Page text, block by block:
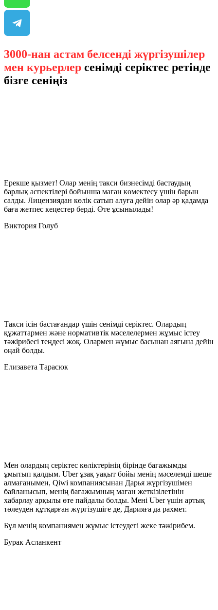
3000-нан астам белсенді жүргізушілер
мен курьерлер сенімді серіктес ретінде
бізге сеніңіз
Ерекше қызмет! Олар менің такси бизнесімді бастаудың
барлық аспектілері бойынша маған көмектесу үшін барын
салды. Лицензиядан көлік сатып алуға дейін олар әр қадамда
баға жетпес кеңестер берді. Өте ұсынылады!
Виктория Голуб
Такси ісін бастағандар үшін сенімді серіктес. Олардың
құжаттармен және нормативтік мәселелермен жұмыс істеу
тәжірибесі теңдесі жоқ. Олармен жұмыс басынан аяғына дейін
оңай болды.
Елизавета Тарасюк
Мен олардың серіктес көліктерінің бірінде багажымды
ұмытып қалдым. Uber ұзақ уақыт бойы менің мәселемді шеше
алмағанымен, Qiwi компаниясынан Дарья жүргізушімен
байланысып, менің багажымның маған жеткізілетінін
хабарлау арқылы өте пайдалы болды. Мені Uber үшін артық
төлеуден құтқарған жүргізушіге де, Дарияға да рахмет.
Бұл менің компаниямен жұмыс істеудегі жеке тәжірибем.
Бурак Асланкент